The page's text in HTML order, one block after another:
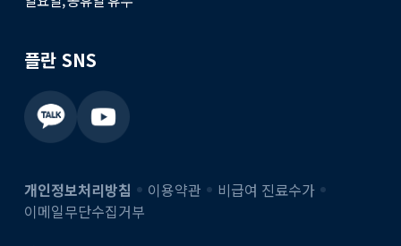
플란 SNS
개인정보처리방침 이용약관
비급여 진료수가
이메일무단수집거부